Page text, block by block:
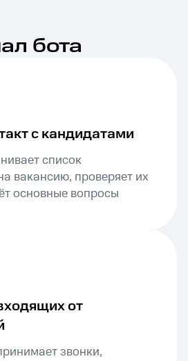
бота
с кандидатами
список
вакансию, проверяет их
основные вопросы
от
звонки,